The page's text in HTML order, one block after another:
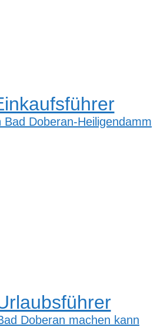
Bad Doberan-Heiligendamm
Doberan machen kann